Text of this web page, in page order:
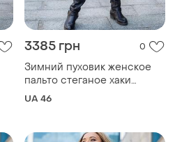
3385 грн 0
Зимний пуховик женское
пальто стеганое хаки
тинсулейт цвет черный
UA 46